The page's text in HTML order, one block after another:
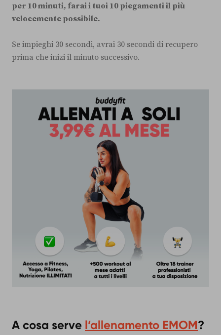
per 10 minuti, farai i tuoi 10 piegamenti il più
velocemente possibile.
Se impieghi 30 secondi, avrai 30 secondi di recupero
prima che inizi il minuto successivo.
A cosa serve l’allenamento EMOM?